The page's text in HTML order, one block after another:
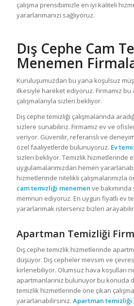
çalışma prensibimizle en iyi kaliteli
yararlanmanızı sağlıyoruz.
Dış Cephe Cam
Menemen
Kuruluşumuzdan bu yana koşulsuz
ilkesiyle hareket ediyoruz. Firmamız
çalışmalarıyla sizleri bekliyor.
Dış cephe temizliği çalışmalarında
sizlere sunabiliriz. Firmamız ev ve
veriyor. Güvenilir, referanslı ve
özel faaliyetlerde bulunuyoruz. Ev
sizleri bekliyor. Temizlik hizmetlerinde
uygulamalarımızdan hemen
hizmetlerinde nitelikli çalışmalarımızla
cam temizliği menemen ve
memnun ediyoruz. En uygun fiyatlı ev
yararlanmak isterseniz bizleri
Apartman Temizliği
Dış cephe temizlik hizmetlerinde
düşüyor. Dış cepheler mevsim ve
kirlenebiliyor. Olumsuz hava koşulları
apartmanlarınız bulunuyor bu konuda
temizlik hizmetlerinde öne çıkan
yararlanabilirsiniz. Apartman temizliği